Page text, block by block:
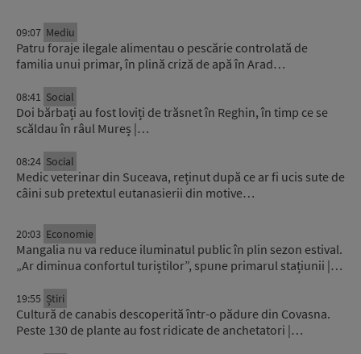
09:07 Mediu
Patru foraje ilegale alimentau o pescărie controlată de
familia unui primar, în plină criză de apă în Arad…
08:41 Social
Doi bărbați au fost loviți de trăsnet în Reghin, în timp ce se
scăldau în râul Mureș |…
08:24 Social
Medic veterinar din Suceava, reținut după ce ar fi ucis sute de
câini sub pretextul eutanasierii din motive…
20:03 Economie
Mangalia nu va reduce iluminatul public în plin sezon estival.
„Ar diminua confortul turiștilor”, spune primarul stațiunii |…
19:55 Știri
Cultură de canabis descoperită într-o pădure din Covasna.
Peste 130 de plante au fost ridicate de anchetatori |…